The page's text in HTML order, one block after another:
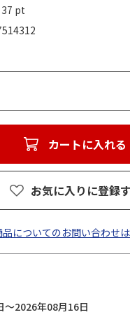
pt
カートに入れる
お気に入りに登録
品についてのお問い合わせ
～2026年08月16日